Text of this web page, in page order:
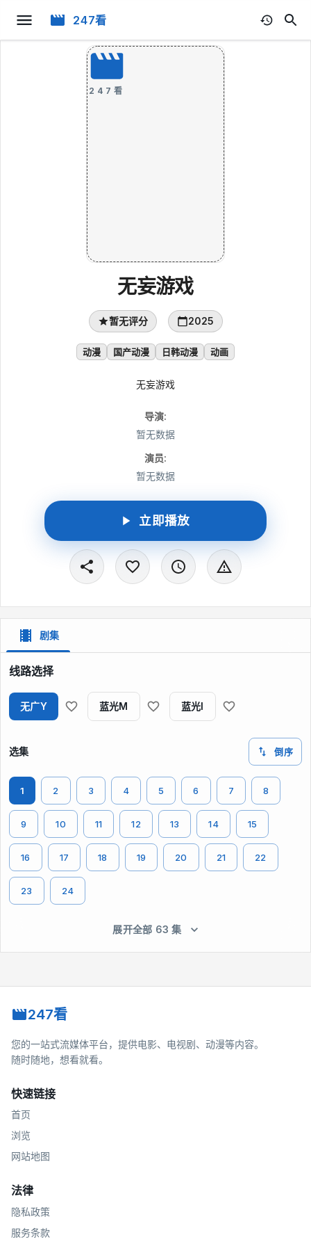
247看
247看
无妄游戏
暂无评分 2025
动漫 国产动漫 日韩动漫 动画
无妄游戏
导演:
暂无数据
演员:
暂无数据
立即播放
剧集
线路选择
无广Y 蓝光M 蓝光I
选集 倒序
1 2 3 4 5 6 7 8
9 10 11 12 13 14 15
16 17 18 19 20 21 22
23 24
展开全部 63 集
247看
您的一站式流媒体平台，提供电影、电视剧、动漫等内容。
随时随地，想看就看。
快速链接
首页
浏览
网站地图
法律
隐私政策
服务条款